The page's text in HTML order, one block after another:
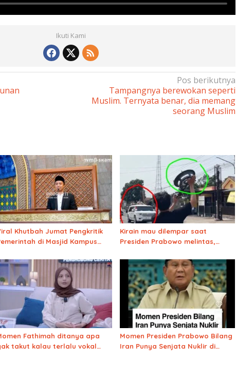
Ikuti Kami
Pos berikutnya
Tampangnya berewokan seperti
Muslim. Ternyata benar, dia memang
seorang Muslim
Khutbah Jumat Pengkritik
di Masjid Kampus
Kirain mau dilempar saat
Presiden Prabowo melintas,
dewa
Fathimah ditanya apa
takut kalau terlalu vokal
Momen Presiden Prabowo Bilang
Iran Punya Senjata Nuklir di